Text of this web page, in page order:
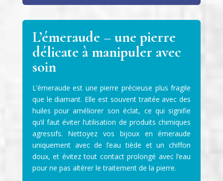
L’émeraude – une pierre
délicate à manipuler avec
soin
L’émeraude est une pierre précieuse plus fragile
que le diamant. Elle est souvent traitée avec des
huiles pour améliorer son éclat, ce qui signifie
qu’il faut éviter l’utilisation de produits chimiques
agressifs. Nettoyez vos bijoux en émeraude
uniquement avec de l’eau tiède et un chiffon
doux, et évitez tout contact prolongé avec l’eau
pour ne pas altérer le traitement de la pierre.